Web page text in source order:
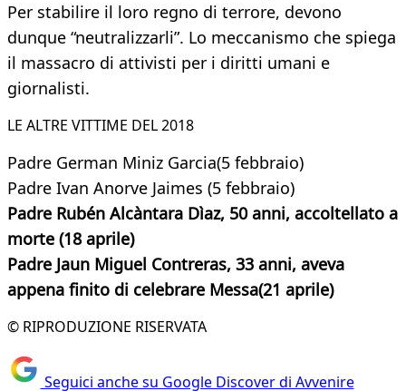
Per stabilire il loro regno di terrore, devono
dunque “neutralizzarli”. Lo meccanismo che spiega
il massacro di attivisti per i diritti umani e
giornalisti.
LE ALTRE VITTIME DEL 2018
Padre German Miniz Garcia(5 febbraio)
Padre Ivan Anorve Jaimes (5 febbraio)
Padre Rubén Alcàntara Dìaz, 50 anni, accoltellato a
morte (18 aprile)
Padre Jaun Miguel Contreras, 33 anni, aveva
appena finito di celebrare Messa(21 aprile)
© RIPRODUZIONE RISERVATA
Seguici anche su Google Discover di Avvenire